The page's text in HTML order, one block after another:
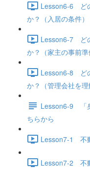
Lesson6-6 ど
か？（入居の条件
Lesson6-7 ど
か？（家主の事前
Lesson6-8 ど
か？（管理会社を
Lesson6-9 「
ちらから
Lesson7-1 不
Lesson7-2 不